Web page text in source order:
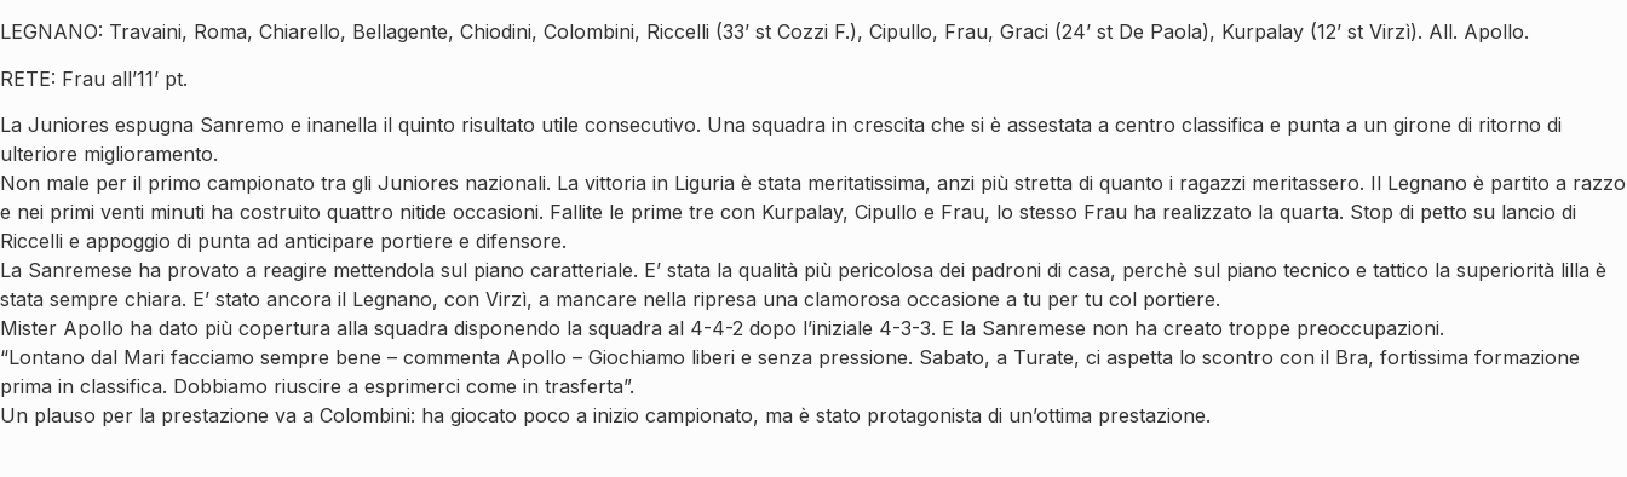
LEGNANO: Travaini, Roma, Chiarello, Bellagente, Chiodini, Colombini, Riccelli (33’ st Cozzi F.), Cipullo, Frau, Graci (24’ st De Paola), Kurpalay (12’ st Virzì). All. Apollo.
RETE: Frau all’11’ pt.
La Juniores espugna Sanremo e inanella il quinto risultato utile consecutivo. Una squadra in crescita che si è assestata a centro classifica e punta a un girone di ritorno di
ulteriore miglioramento.
Non male per il primo campionato tra gli Juniores nazionali. La vittoria in Liguria è stata meritatissima, anzi più stretta di quanto i ragazzi meritassero. Il Legnano è partito a razzo
e nei primi venti minuti ha costruito quattro nitide occasioni. Fallite le prime tre con Kurpalay, Cipullo e Frau, lo stesso Frau ha realizzato la quarta. Stop di petto su lancio di
Riccelli e appoggio di punta ad anticipare portiere e difensore.
La Sanremese ha provato a reagire mettendola sul piano caratteriale. E’ stata la qualità più pericolosa dei padroni di casa, perchè sul piano tecnico e tattico la superiorità lilla è
stata sempre chiara. E’ stato ancora il Legnano, con Virzì, a mancare nella ripresa una clamorosa occasione a tu per tu col portiere.
Mister Apollo ha dato più copertura alla squadra disponendo la squadra al 4-4-2 dopo l’iniziale 4-3-3. E la Sanremese non ha creato troppe preoccupazioni.
“Lontano dal Mari facciamo sempre bene – commenta Apollo – Giochiamo liberi e senza pressione. Sabato, a Turate, ci aspetta lo scontro con il Bra, fortissima formazione
prima in classifica. Dobbiamo riuscire a esprimerci come in trasferta”.
Un plauso per la prestazione va a Colombini: ha giocato poco a inizio campionato, ma è stato protagonista di un’ottima prestazione.